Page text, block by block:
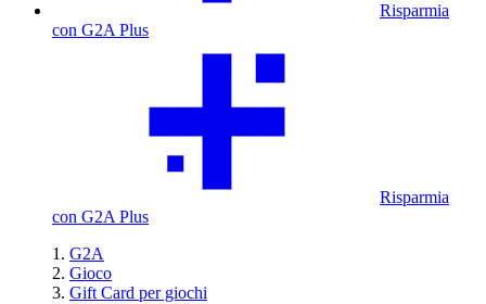
Risparmia
con G2A Plus
Risparmia
con G2A Plus
G2A
Gioco
Gift Card per giochi